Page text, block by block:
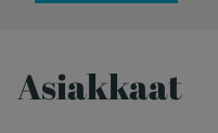
Asiakkaat